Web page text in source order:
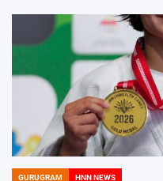
GURUGRAM HNN NEWS